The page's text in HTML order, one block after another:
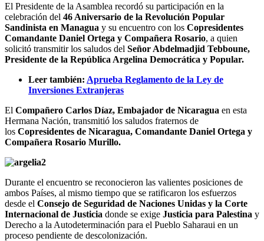
El Presidente de la Asamblea recordó su participación en la
celebración del 46 Aniversario de la Revolución Popular
Sandinista en Managua y su encuentro con los Copresidentes
Comandante Daniel Ortega y Compañera Rosario, a quien
solicitó transmitir los saludos del Señor Abdelmadjid Tebboune,
Presidente de la República Argelina Democrática y Popular.
Leer también: Aprueba Reglamento de la Ley de
Inversiones Extranjeras
El Compañero Carlos Díaz, Embajador de Nicaragua en esta
Hermana Nación, transmitió los saludos fraternos de
los Copresidentes de Nicaragua, Comandante Daniel Ortega y
Compañera Rosario Murillo.
Durante el encuentro se reconocieron las valientes posiciones de
ambos Países, al mismo tiempo que se ratificaron los esfuerzos
desde el Consejo de Seguridad de Naciones Unidas y la Corte
Internacional de Justicia donde se exige Justicia para Palestina y
Derecho a la Autodeterminación para el Pueblo Saharaui en un
proceso pendiente de descolonización.